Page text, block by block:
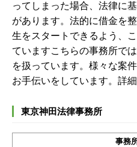
ってしまった場合、法律に
があります。法的に借金を
生をスタートできるよう、
ていますこちらの事務所で
を扱っています。様々な案
お手伝いをしています。詳
東京神田法律事務所
事務